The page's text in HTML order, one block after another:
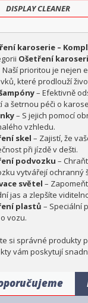
DISPLAY CLEANER
karoserie –
Ošetření
Naší prioritou je nejen
které prodlouží
– Efektivně
a šetrnou péči o
– S jejich pomocí
vzhledu.
skel – Zajistí, že
při jízdě v dešti.
podvozku –
vytvářejí ochranný
světel –
jas a zlepšíte
plastů – Speciální
vozu.
si správné produkty
vám poskytují